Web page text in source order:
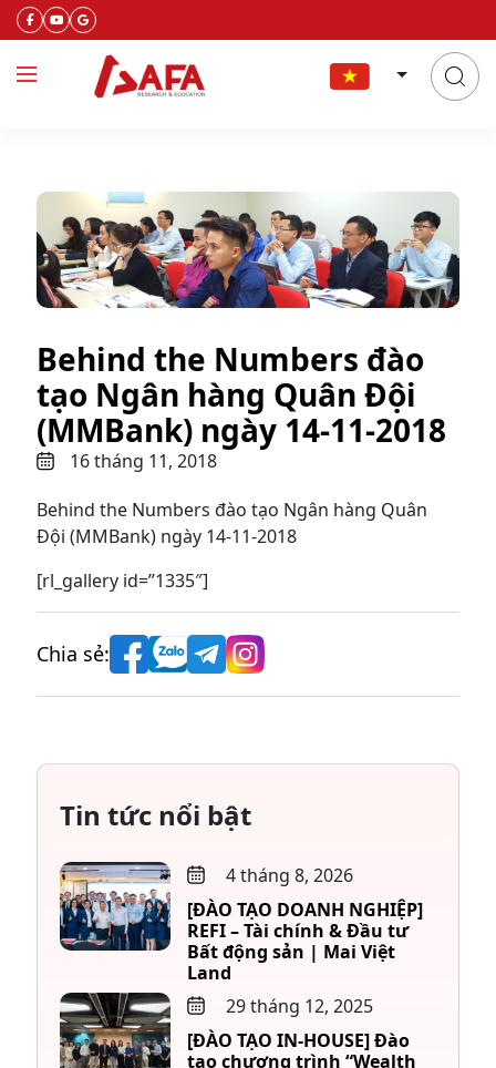
Behind the Numbers đào
tạo Ngân hàng Quân Đội
(MMBank) ngày 14-11-2018
16 tháng 11, 2018
Behind the Numbers đào tạo Ngân hàng Quân
Đội (MMBank) ngày 14-11-2018
[rl_gallery id=”1335″]
Chia sẻ:
Tin tức nổi bật
4 tháng 8, 2026
[ĐÀO TẠO DOANH NGHIỆP]
REFI – Tài chính & Đầu tư
Bất động sản | Mai Việt
Land
29 tháng 12, 2025
[ĐÀO TẠO IN-HOUSE] Đào
tạo chương trình “Wealth